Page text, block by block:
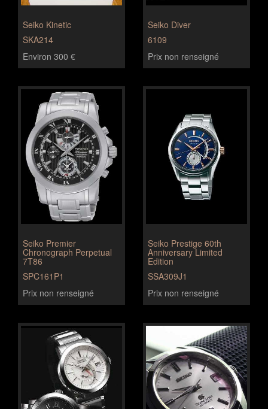
Seiko Kinetic
SKA214
Environ 300 €
Seiko Diver
6109
Prix non renseigné
Seiko Premier
Chronograph Perpetual
7T86
SPC161P1
Prix non renseigné
Seiko Prestige 60th
Anniversary Limited
Edition
SSA309J1
Prix non renseigné